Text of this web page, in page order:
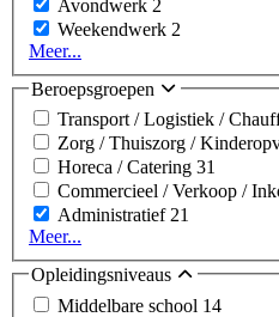
Avondwerk 2
Weekendwerk 2
Meer...
Beroepsgroepen
Transport / Logistiek /
Zorg / Thuiszorg /
Horeca / Catering 31
Commercieel / Verkoop /
Administratief21
Meer...
Opleidingsniveaus
Middelbare school 14